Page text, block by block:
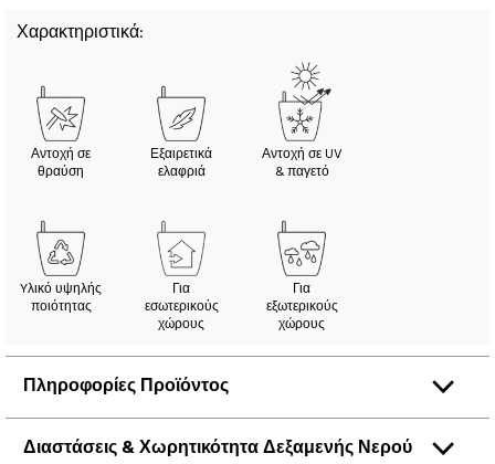
Χαρακτηριστικά:
Αντοχή σε
θραύση
Εξαιρετικά
ελαφριά
Αντοχή σε UV
& παγετό
Yλικό υψηλής
ποιότητας
Για
εσωτερικούς
χώρους
Για
εξωτερικούς
χώρους
Πληροφορίες Προϊόντος
Διαστάσεις & Χωρητικότητα Δεξαμενής Νερού